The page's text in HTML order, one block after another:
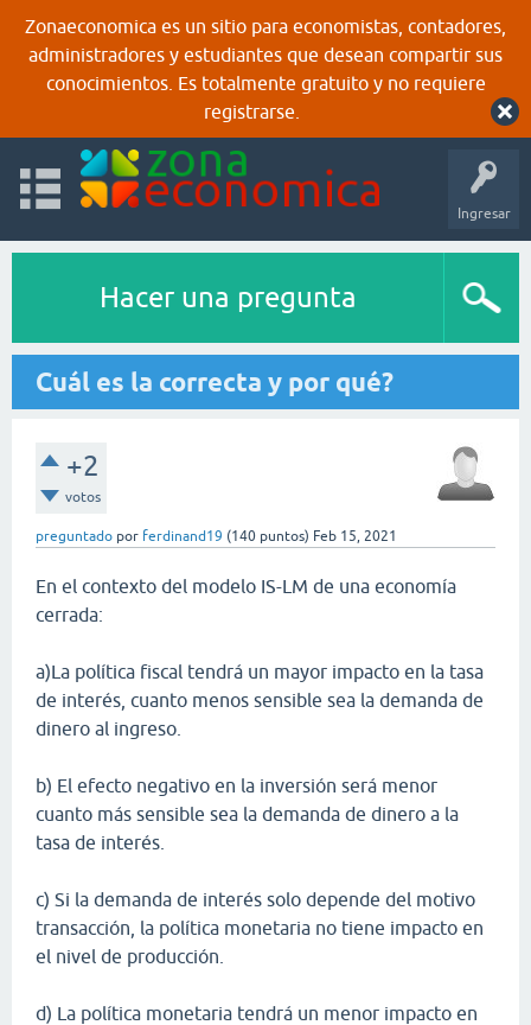
Zonaeconomica es un sitio para economistas, contadores,
administradores y estudiantes que desean compartir sus
conocimientos. Es totalmente gratuito y no requiere
registrarse.
Ingresar
Hacer una pregunta
Cuál es la correcta y por qué?
+2
votos
preguntado por ferdinand19 (140 puntos) Feb 15, 2021
En el contexto del modelo IS-LM de una economía
cerrada:
a)La política fiscal tendrá un mayor impacto en la tasa
de interés, cuanto menos sensible sea la demanda de
dinero al ingreso.
b) El efecto negativo en la inversión será menor
cuanto más sensible sea la demanda de dinero a la
tasa de interés.
c) Si la demanda de interés solo depende del motivo
transacción, la política monetaria no tiene impacto en
el nivel de producción.
d) La política monetaria tendrá un menor impacto en